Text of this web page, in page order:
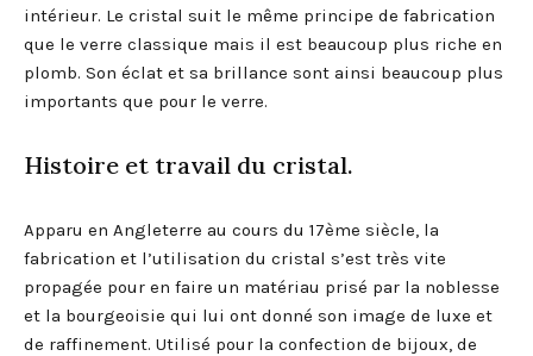
intérieur. Le cristal suit le même principe de fabrication
que le verre classique mais il est beaucoup plus riche en
plomb. Son éclat et sa brillance sont ainsi beaucoup plus
importants que pour le verre.
Histoire et travail du cristal.
Apparu en Angleterre au cours du 17ème siècle, la
fabrication et l’utilisation du cristal s’est très vite
propagée pour en faire un matériau prisé par la noblesse
et la bourgeoisie qui lui ont donné son image de luxe et
de raffinement. Utilisé pour la confection de bijoux, de